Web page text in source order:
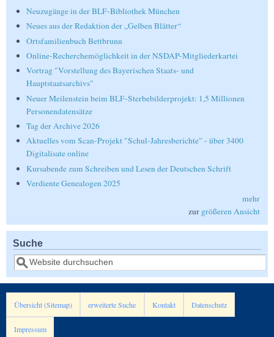
Neuzugänge in der BLF-Bibliothek München
Neues aus der Redaktion der „Gelben Blätter“
Ortsfamilienbuch Bettbrunn
Online-Recherchemöglichkeit in der NSDAP-Mitgliederkartei
Vortrag "Vorstellung des Bayerischen Staats- und
Hauptstaatsarchivs"
Neuer Meilenstein beim BLF-Sterbebilderprojekt: 1,5 Millionen
Personendatensätze
Tag der Archive 2026
Aktuelles vom Scan-Projekt "Schul-Jahresberichte" - über 3400
Digitalisate online
Kursabende zum Schreiben und Lesen der Deutschen Schrift
Verdiente Genealogen 2025
mehr
zur größeren Ansicht
Suche
Suche
Übersicht (Sitemap) erweiterte Suche Kontakt Datenschutz
Impressum